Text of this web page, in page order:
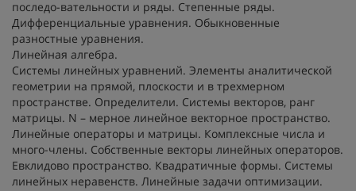
последо-вательности и ряды. Степенные ряды.
Дифференциальные уравнения. Обыкновенные
разностные уравнения.
Линейная алгебра.
Системы линейных уравнений. Элементы аналитической
геометрии на прямой, плоскости и в трехмерном
пространстве. Определители. Системы векторов, ранг
матрицы. N – мерное линейное векторное пространство.
Линейные операторы и матрицы. Комплексные числа и
много-члены. Собственные векторы линейных операторов.
Евклидово пространство. Квадратичные формы. Системы
линейных неравенств. Линейные задачи оптимизации.